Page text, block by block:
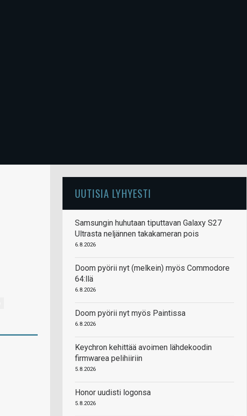
UUTISIA LYHYESTI
Samsungin huhutaan tiputtavan Galaxy S27
Ultrasta neljännen takakameran pois
6.8.2026
Doom pyörii nyt (melkein) myös Commodore
64:llä
6.8.2026
Doom pyörii nyt myös Paintissa
6.8.2026
Keychron kehittää avoimen lähdekoodin
firmwarea pelihiiriin
5.8.2026
Honor uudisti logonsa
5.8.2026